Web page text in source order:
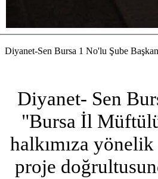
Diyanet-Sen Bursa 1 No'lu Şube
Diyanet- Sen
"Bursa İl
halkımıza
proje